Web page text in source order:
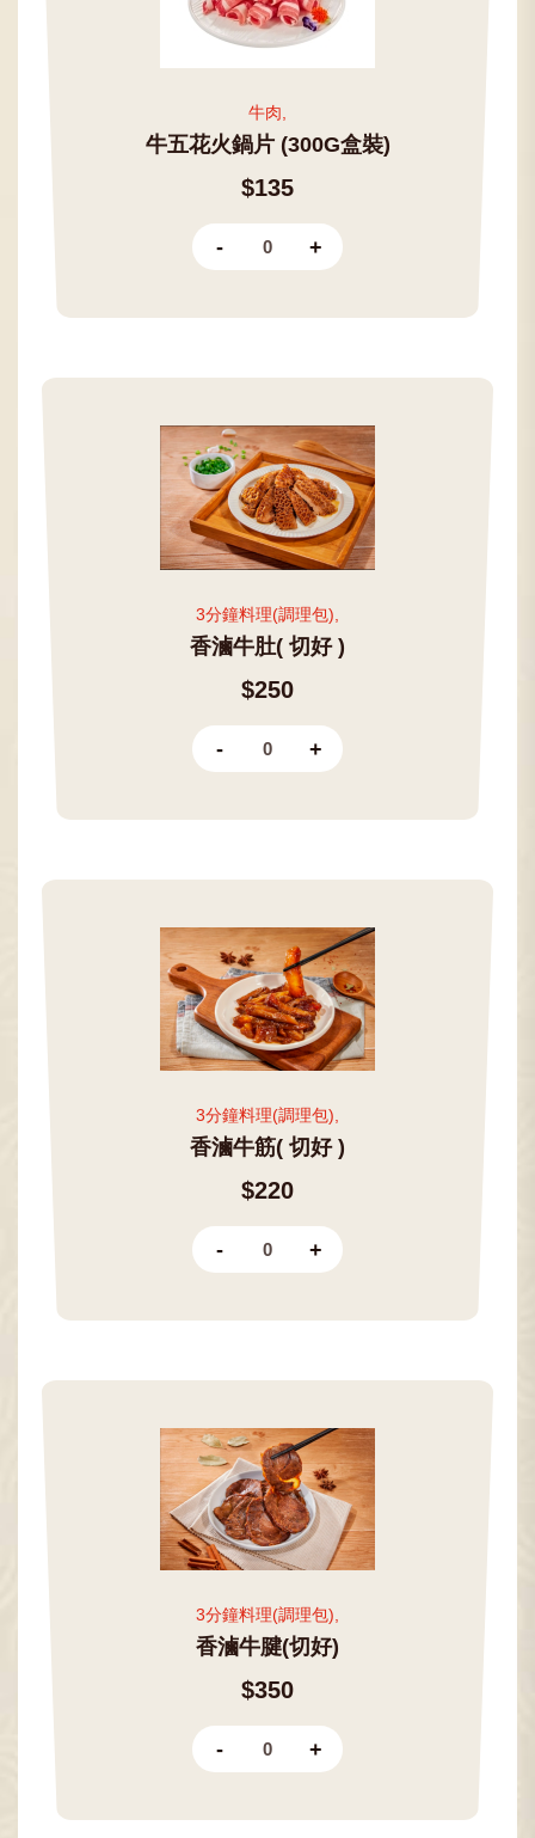
牛肉,
牛五花火鍋片 (300G盒裝)
$135
- +
3分鐘料理(調理包),
香滷牛肚( 切好 )
$250
- +
3分鐘料理(調理包),
香滷牛筋( 切好 )
$220
- +
3分鐘料理(調理包),
香滷牛腱(切好)
$350
- +